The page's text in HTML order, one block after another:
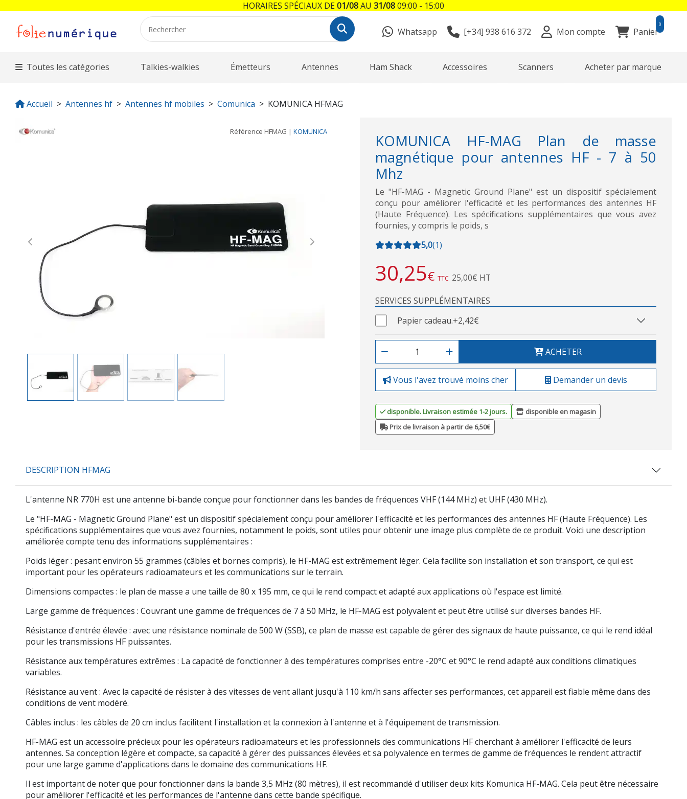
Whatsapp [+34] 938 616 372 Mon compte Panier
0
Toutes les catégories Talkies-walkies Émetteurs Antennes Ham Shack Accessoires Scanners Acheter par marque
Accueil Antennes hf Antennes hf mobiles Comunica KOMUNICA HFMAG
Référence HFMAG | KOMUNICA
Previous Next
KOMUNICA HF-MAG Plan de masse
magnétique pour antennes HF - 7 à 50
Mhz
Le "HF-MAG - Magnetic Ground Plane" est un dispositif spécialement
conçu pour améliorer l'efficacité et les performances des antennes HF
(Haute Fréquence). Les spécifications supplémentaires que vous avez
fournies, y compris le poids, s
5,0(1)
30,25€ TTC 25,00€ HT
SERVICES SUPPLÉMENTAIRES
Papier cadeau.+2,42€
ACHETER
Vous l'avez trouvé moins cher Demander un devis
disponible. Livraison estimée 1-2 jours.
disponible en magasin
Prix de livraison à partir de 6,50€
DESCRIPTION HFMAG
L'antenne NR 770H est une antenne bi-bande conçue pour fonctionner dans les bandes de fréquences VHF (144 MHz) et UHF (430 MHz).
Le "HF-MAG - Magnetic Ground Plane" est un dispositif spécialement conçu pour améliorer l'efficacité et les performances des antennes HF (Haute Fréquence). Les
spécifications supplémentaires que vous avez fournies, notamment le poids, sont utiles pour obtenir une image plus complète de ce produit. Voici une description
améliorée compte tenu des informations supplémentaires :
Poids léger : pesant environ 55 grammes (câbles et bornes compris), le HF-MAG est extrêmement léger. Cela facilite son installation et son transport, ce qui est
important pour les opérateurs radioamateurs et les communications sur le terrain.
Dimensions compactes : le plan de masse a une taille de 80 x 195 mm, ce qui le rend compact et adapté aux applications où l'espace est limité.
Large gamme de fréquences : Couvrant une gamme de fréquences de 7 à 50 MHz, le HF-MAG est polyvalent et peut être utilisé sur diverses bandes HF.
Résistance d'entrée élevée : avec une résistance nominale de 500 W (SSB), ce plan de masse est capable de gérer des signaux de haute puissance, ce qui le rend idéal
pour les transmissions HF puissantes.
Résistance aux températures extrêmes : La capacité de fonctionner à des températures comprises entre -20°C et 90°C le rend adapté aux conditions climatiques
variables.
Résistance au vent : Avec la capacité de résister à des vitesses de vent allant jusqu'à 110 km/h sans affecter ses performances, cet appareil est fiable même dans des
conditions de vent modéré.
Câbles inclus : les câbles de 20 cm inclus facilitent l'installation et la connexion à l'antenne et à l'équipement de transmission.
HF-MAG est un accessoire précieux pour les opérateurs radioamateurs et les professionnels des communications HF cherchant à améliorer l'efficacité de leurs
antennes. Sa conception légère et compacte, sa capacité à gérer des puissances élevées et sa polyvalence en termes de gamme de fréquences le rendent attractif
pour une large gamme d'applications dans le domaine des communications HF.
Il est important de noter que pour fonctionner dans la bande 3,5 MHz (80 mètres), il est recommandé d'utiliser deux kits Komunica HF-MAG. Cela peut être nécessaire
pour améliorer l'efficacité et les performances de l'antenne dans cette bande spécifique.
HORAIRES SPÉCIAUX DE01/08AU 31/0809:00 - 15:00